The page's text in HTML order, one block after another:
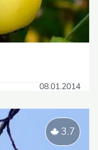
08.01.2014
3.7